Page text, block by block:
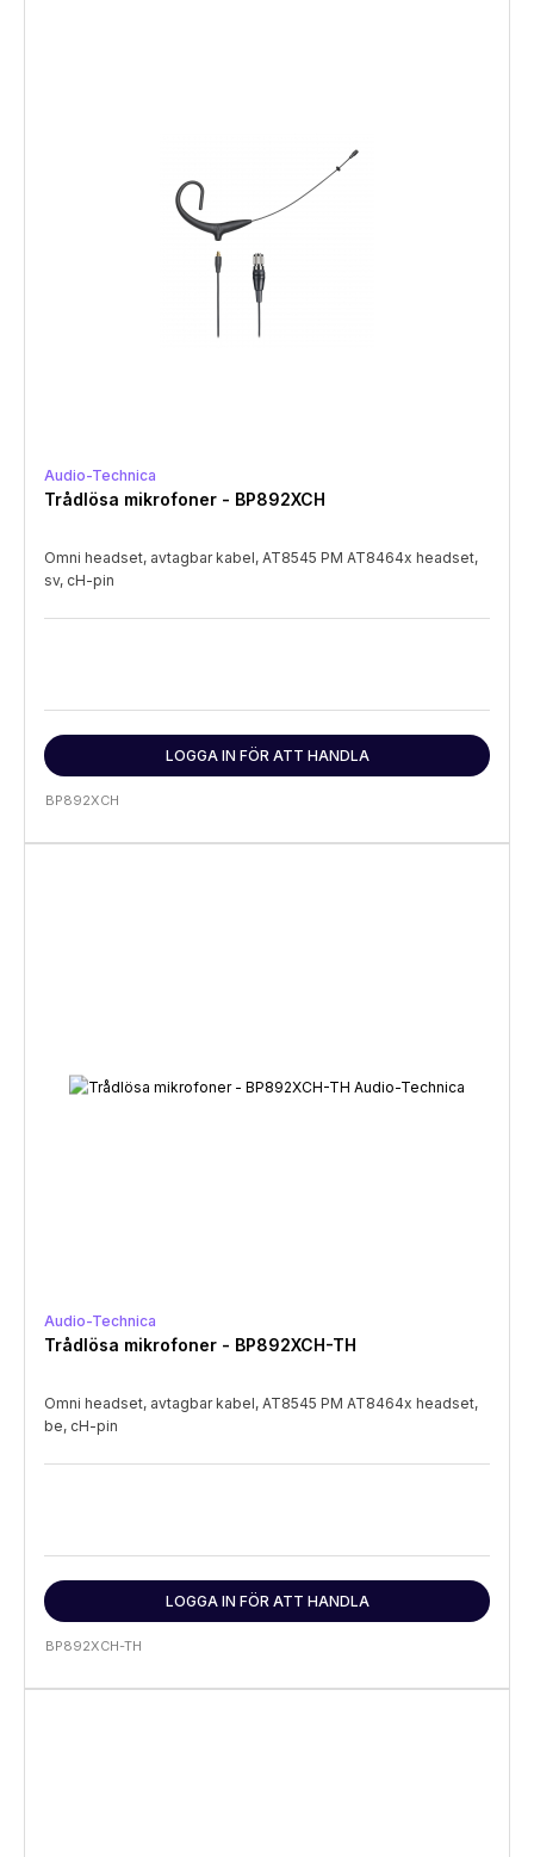
Audio-Technica
Trådlösa mikrofoner - BP892XCH
Omni headset, avtagbar kabel, AT8545 PM AT8464x headset,
sv, cH-pin
LOGGA IN FÖR ATT HANDLA
BP892XCH
Audio-Technica
Trådlösa mikrofoner - BP892XCH-TH
Omni headset, avtagbar kabel, AT8545 PM AT8464x headset,
be, cH-pin
LOGGA IN FÖR ATT HANDLA
BP892XCH-TH